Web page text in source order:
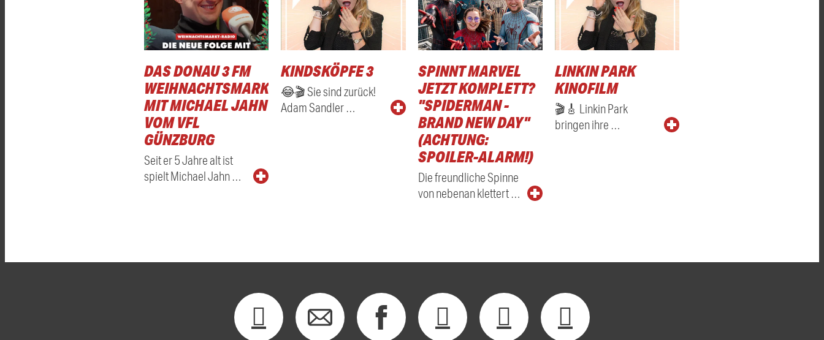
DAS DONAU 3 FM
WEIHNACHTSMARKTRADIO
MIT MICHAEL JAHN
VOM VFL
GÜNZBURG
Seit er 5 Jahre alt ist
spielt Michael Jahn …
KINDSKÖPFE 3
😂🎬 Sie sind zurück!
Adam Sandler …
SPINNT MARVEL
JETZT KOMPLETT?
"SPIDERMAN -
BRAND NEW DAY"
(ACHTUNG:
SPOILER-ALARM!)
Die freundliche Spinne
von nebenan klettert …
LINKIN PARK
KINOFILM
🎬🎸 Linkin Park
bringen ihre …